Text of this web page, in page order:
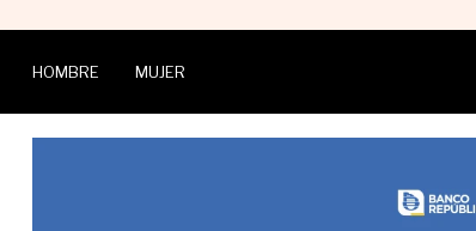
HOMBRE MUJER